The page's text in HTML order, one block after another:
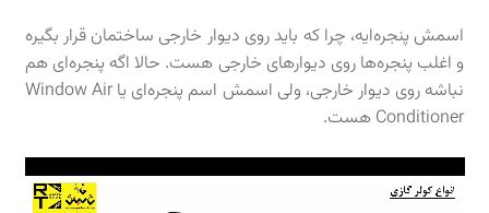
اسمش پنجره‌ایه، چرا که باید روی دیوار خارجی ساختمان قرار بگیره
و اغلب پنجره‌ها روی دیوارهای خارجی هست. حالا اگه پنجره‌ای هم
نباشه روی دیوار خارجی، ولی اسمش اسم پنجره‌ای یا Window Air
Conditioner هست.
نمایشگر
ویدیو